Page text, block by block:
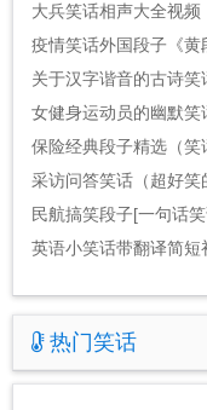
大兵笑话相声大全视频
疫情笑话外国段子《黄
关于汉字谐音的古诗笑
女健身运动员的幽默
保险经典段子精选（笑
采访问答笑话（超好笑
民航搞笑段子[一句话
英语小笑话带翻译简短
热门笑话